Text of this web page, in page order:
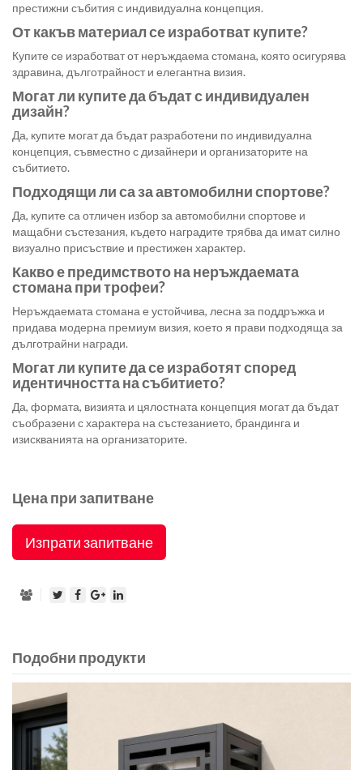
престижни събития с индивидуална концепция.
От какъв материал се изработват купите?
Купите се изработват от неръждаема стомана, която осигурява
здравина, дълготрайност и елегантна визия.
Могат ли купите да бъдат с индивидуален
дизайн?
Да, купите могат да бъдат разработени по индивидуална
концепция, съвместно с дизайнери и организаторите на
събитието.
Подходящи ли са за автомобилни спортове?
Да, купите са отличен избор за автомобилни спортове и
мащабни състезания, където наградите трябва да имат силно
визуално присъствие и престижен характер.
Какво е предимството на неръждаемата
стомана при трофеи?
Неръждаемата стомана е устойчива, лесна за поддръжка и
придава модерна премиум визия, което я прави подходяща за
дълготрайни награди.
Могат ли купите да се изработят според
идентичността на събитието?
Да, формата, визията и цялостната концепция могат да бъдат
съобразени с характера на състезанието, брандинга и
изискванията на организаторите.
Цена при запитване
Изпрати запитване
Подобни продукти